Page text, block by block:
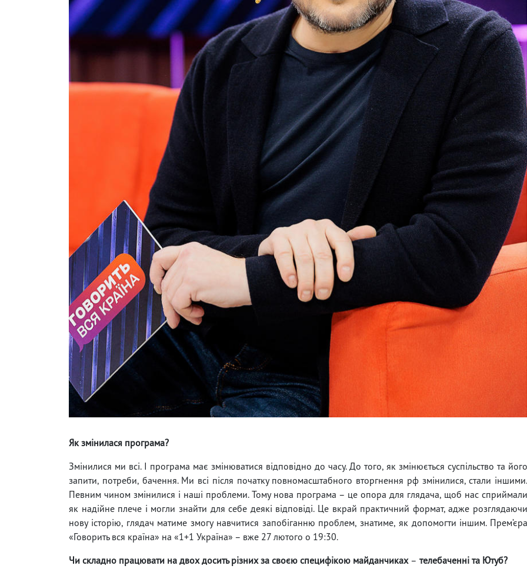
Як змінилася програма?
Змінилися ми всі. І програма має змінюватися відповідно до часу. До того, як змінюється суспільство та його
запити, потреби, бачення. Ми всі після початку повномасштабного вторгнення рф змінилися, стали іншими.
Певним чином змінилися і наші проблеми. Тому нова програма – це опора для глядача, щоб нас сприймали
як надійне плече і могли знайти для себе деякі відповіді. Це вкрай практичний формат, адже розглядаючи
нову історію, глядач матиме змогу навчитися запобіганню проблем, знатиме, як допомогти іншим. Прем’єра
«Говорить вся країна» на «1+1 Україна» – вже 27 лютого о 19:30.
Чи складно працювати на двох досить різних за своєю специфікою майданчиках – телебаченні та Ютуб?